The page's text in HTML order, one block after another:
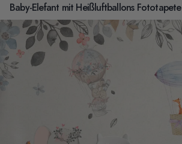
Baby-Elefant mit Heißluftballons Fototapete